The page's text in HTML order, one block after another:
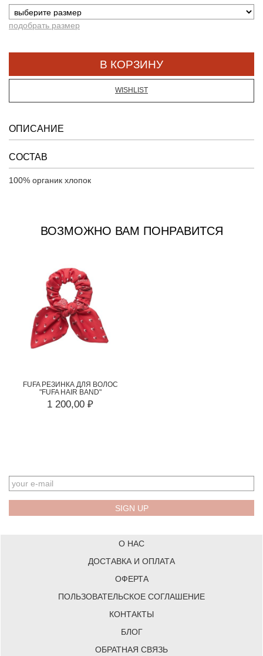
подобрать размер
WISHLIST
ОПИСАНИЕ
СОСТАВ
100% органик хлопок
ВОЗМОЖНО ВАМ ПОНРАВИТСЯ
FUFA РЕЗИНКА ДЛЯ ВОЛОС
"FUFA HAIR BAND"
1 200,00 ₽
О НАС
ДОСТАВКА И ОПЛАТА
ОФЕРТА
ПОЛЬЗОВАТЕЛЬСКОЕ СОГЛАШЕНИЕ
КОНТАКТЫ
БЛОГ
ОБРАТНАЯ СВЯЗЬ